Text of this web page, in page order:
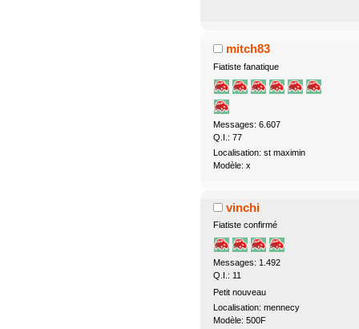
mitch83
Fiatiste fanatique
Messages: 6.607
Q.I.: 77
Localisation: st maximin
Modèle: x
vinchi
Fiatiste confirmé
Messages: 1.492
Q.I.: 11
Petit nouveau
Localisation: mennecy
Modèle: 500F